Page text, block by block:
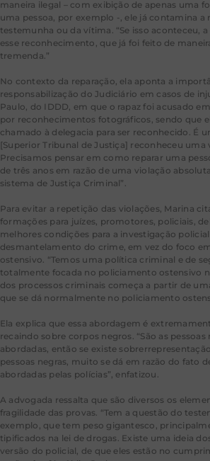
maneira ilegal – com exibição de apenas uma
uma pessoa, por exemplo -, ele já contamina a
testemunha ou da vítima. “Se isso aconteceu,
esse reconhecimento, que já foi feito de
tremenda.”
No contexto da reparação, ela aponta a
responsabilização do Judiciário em casos de
Paulo, do IDDD, em que o rapaz foi acusado
por reconhecimentos fotográficos, sendo que
chamado à delegacia para ser reconhecido. É
[Superior Tribunal de Justiça] reconheceu uma
Precisamos pensar em como reparar uma
de três anos em razão de uma violação
sistema de Justiça Criminal”.
Para evitar a repetição das violações, Marina
formações para juízes, promotores, policiais,
melhores condições para a investigação
desmantelamento do crime, em vez do foco
ostensivo. “Temos uma política criminal e de
totalmente focada no policiamento ostensivo
dos processos criminais começa a partir de
que se dá normalmente no policiamento
Ela explica que essa abordagem é
recaindo sobre corpos negros. “São as pessoas
abordadas, então se existe
pessoas negras, muito se dá em razão do fato
abordadas pelas polícias”, enfatizou.
A advogada ressalta que são diversos os
fragilidade das provas. “Tem a questão do
exemplo, que tem peso gigantesco,
tipificados na lei de drogas. Existe uma ideia
versão do policial, de que eles estão no